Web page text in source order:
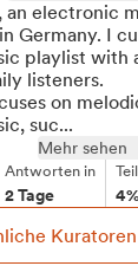
an electronic
Germany. I
playlist with
listeners.
on
suc...
Mehr sehen
Antworten in
2 Tage 4%